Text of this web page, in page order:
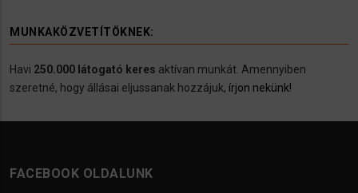
MUNKAKÖZVETÍTÖKNEK:
Havi 250.000 látogató keres aktívan munkát. Amennyiben
szeretné, hogy állásai eljussanak hozzájuk, írjon nekünk!
FACEBOOK OLDALUNK